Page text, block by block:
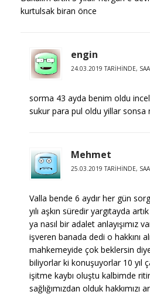
kurtulsak biran önce
engin
24.03.2019 TARIHINDE,
sorma 43 ayda benim oldu
sukur para pul oldu yillar sonsa
Mehmet
25.03.2019 TARIHINDE,
Valla bende 6 aydır her gün
yılı aşkın süredir yargıtayda
ya nasıl bir adalet anlayışımız
işveren banada dedi o hakkını
mahkemeyide çok beklersin
biliyorlar ki konuşuyorlar 10 yıl
işitme kaybı oluştu kalbimde
sağlığımızdan olduk hakkımızı